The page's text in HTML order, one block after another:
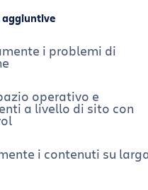
e sezioni
team
per migliorare il
(per davvero!)
per retrospettive
di lavoro
di Eisenhower
di comunicazione
aggiuntive
i problemi di
operativo e
a livello di sito con
i contenuti su